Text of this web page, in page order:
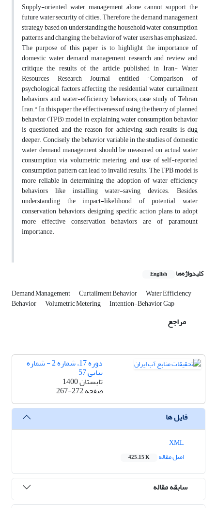
Supply-oriented water management alone cannot support the
future water security of cities. Therefore, the demand management
strategy based on understanding the household water consumption
patterns and changing the behavior of water users has emphasized.
The purpose of this paper is to highlight the importance of
domestic water demand management research and review and
critique the results of the article published in Iran- Water
Resources Research Journal entitled "Comparison of
psychological factors affecting the residential water curtailment
behaviors and water-efficiency behaviors; case study of Tehran,
Iran." In this paper, the effectiveness of using the theory of planned
behavior (TPB) model in explaining water consumption behavior
is questioned, and the reason for achieving such results is dug
deeper. Concisely, the behavior variable in the studies of domestic
water demand management should be measured on actual water
consumption via volumetric metering, and use of self-reported
consumption pattern can lead to invalid results. The TPB model is
more reliable in determining the adoption of water efficiency
behaviors like installing water-saving devices. Besides,
understanding the impact-likelihood of potential water
conservation behaviors, designing specific action plans to adopt
more effective conservation behaviors are of paramount
importance.
کلیدواژه‌ها English
Demand Management Curtailment Behavior Water Efficiency
Behavior Volumetric Metering Intention-Behavior Gap
مراجع
دوره 17، شماره 2 - شماره
پیاپی 57
تابستان 1400
صفحه267-272
فایل ها
اصل مقاله
425.15 K
سابقه مقاله